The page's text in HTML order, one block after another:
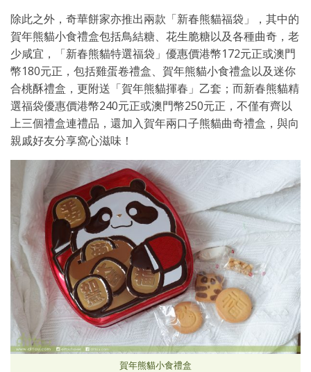
除此之外，奇華餅家亦推出兩款「新春熊貓福袋」，其中的
賀年熊貓小食禮盒包括鳥結糖、花生脆糖以及各種曲奇，老
少咸宜，「新春熊貓特選福袋」優惠價港幣172元正或澳門
幣180元正，包括雞蛋卷禮盒、賀年熊貓小食禮盒以及迷你
合桃酥禮盒，更附送「賀年熊貓揮春」乙套；而新春熊貓精
選福袋優惠價港幣240元正或澳門幣250元正，不僅有齊以
上三個禮盒連禮品，還加入賀年兩口子熊貓曲奇禮盒，與向
親戚好友分享窩心滋味！
賀年熊貓小食禮盒